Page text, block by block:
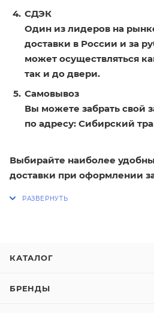
СДЭК
Один из лидеров на
доставки в России и за
может осуществляться
так и до двери.
Самовывоз
Вы можете забрать свой
по адресу: Сибирский
Выбирайте наиболее
доставки при оформлении
КАТАЛОГ
БРЕНДЫ